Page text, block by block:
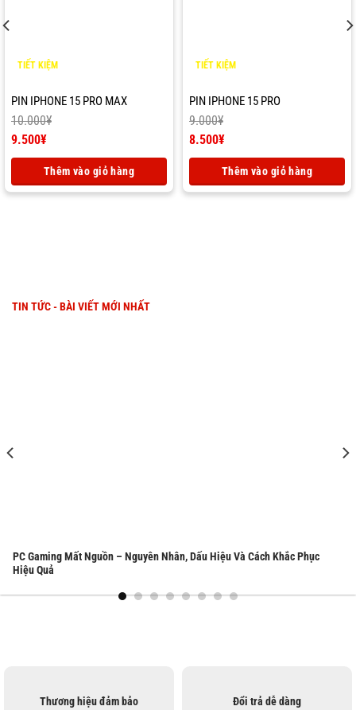
TIẾT KIỆM
PIN IPHONE 15 PRO MAX
10.000¥
Giá
10.000¥.
9.500¥
tại
là:
Thêm vào giỏ hàng
TIẾT KIỆM
PIN IPHONE 15 PRO
9.000¥
Giá
9.000¥.
8.500¥
tại
là:
Thêm vào giỏ hàng
TIN TỨC - BÀI VIẾT MỚI NHẤT
Cáp Sạc iPhone Bị Hỏng Nguyên Nhân, Dấu Hiệu Và Cách Khắc Phục Hiệu
Quả
Thương hiệu đảm bảo
Đổi trả dễ dàng